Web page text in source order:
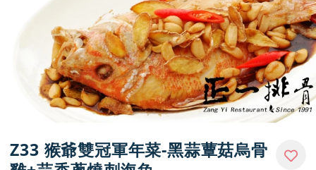
Z33 猴爺雙冠軍年菜-黑蒜蕈菇烏骨